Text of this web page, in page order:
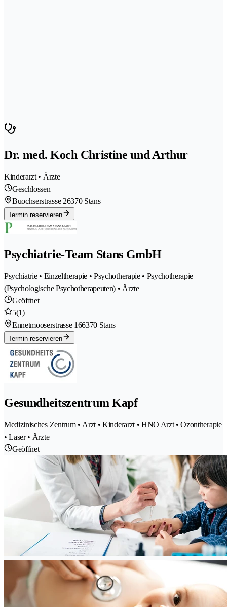
Dr. med. Koch Christine und Arthur
Kinderarzt • Ärzte
Geschlossen
Buochserstrasse 26370 Stans
Termin reservieren
Psychiatrie-Team Stans GmbH
Psychiatrie • Einzeltherapie • Psychotherapie • Psychotherapie
(Psychologische Psychotherapeuten) • Ärzte
Geöffnet
5(1)
Ennetmooserstrasse 166370 Stans
Termin reservieren
Gesundheitszentrum Kapf
Medizinisches Zentrum • Arzt • Kinderarzt • HNO Arzt • Ozontherapie
• Laser • Ärzte
Geöffnet